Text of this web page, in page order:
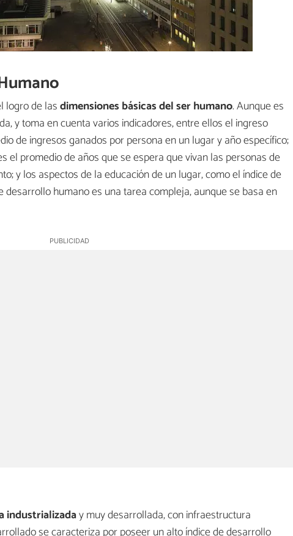
logro de lasdimensiones básicas del ser humano. Aunque es
y toma en cuenta varios indicadores, entre ellos el ingreso
de ingresos ganados por persona en un lugar y año específico;
el promedio de años que se espera que vivan las personas de
y los aspectos de la educación de un lugar, como el índice de
desarrollo humano es una tarea compleja, aunque se basa en
industrializaday muy desarrollada, con infraestructura
se caracteriza por poseer un alto índice de desarrollo